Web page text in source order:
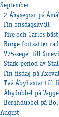
September
2 Åbysegrar på
Fin onsdagskväll
Tire och Carlos
Börge fortsätter
V75-seger till
Stark period av
Fin tisdag på
Två Åbyhästar till
Åbydubbel på
Berghdubbel på
August